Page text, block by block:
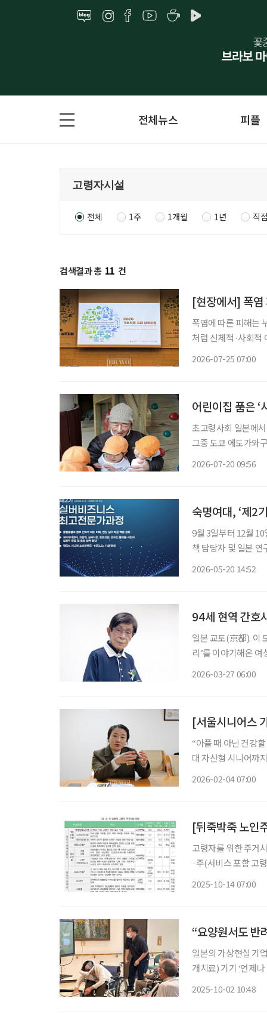
전체뉴스 피플
전체 1주 1개월 1년 직
검색결과 총 11 건
[현장에서] 폭
폭염에 따른 피해는
처럼 신체적·사회적
2026-07-25 07:00
어린이집 품은 ‘
초고령사회 일본에
그중 도쿄 에도가와
2026-07-20 09:56
숙명여대, ‘제2
9월 3일부터 12월
책 담당자 및 일본 연구자 등 한
2026-05-20 14:52
94세 현역 간호
일본 교토(京都). 이
리’를 이야기해온
2026-03-27 06:00
“아플 때 아닌 건강
대 자산형 시니어까지 수요 확대 "가양타워 입주자 평균
2026-02-04 07:00
고령자를 위한 주거
·주(서비스 포함 고령
2025-10-14 07:00
“요양원서도 반
일본의 가상현실 기
개치료) 기기 ‘언제
2025-10-02 10:48